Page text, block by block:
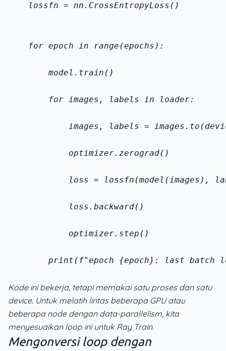
    loss
fn = nn.CrossEntropyLoss()
    for epoch in range(epochs):
        model.train()
        for images, labels in loader:
images, labels =
            optimizer.zero
grad()
            loss = loss
fn(model(images),
            loss.backward()
            optimizer.step()
print(f"epoch {epoch}: last batch
Kode ini bekerja, tetapi memakai satu proses dan satu
device. Untuk melatih lintas beberapa GPU atau
beberapa node dengan data-parallelism, kita
menyesuaikan loop ini untuk Ray Train.
Mengonversi loop dengan